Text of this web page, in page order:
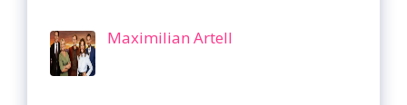
Maximilian Artell